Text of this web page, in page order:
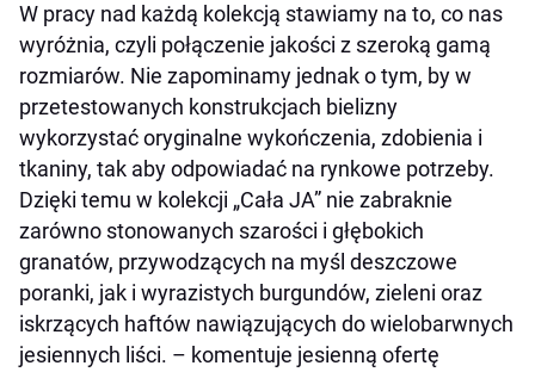
W pracy nad każdą kolekcją stawiamy na to, co nas
wyróżnia, czyli połączenie jakości z szeroką gamą
rozmiarów. Nie zapominamy jednak o tym, by w
przetestowanych konstrukcjach bielizny
wykorzystać oryginalne wykończenia, zdobienia i
tkaniny, tak aby odpowiadać na rynkowe potrzeby.
Dzięki temu w kolekcji „Cała JA” nie zabraknie
zarówno stonowanych szarości i głębokich
granatów, przywodzących na myśl deszczowe
poranki, jak i wyrazistych burgundów, zieleni oraz
iskrzących haftów nawiązujących do wielobarwnych
jesiennych liści. – komentuje jesienną ofertę